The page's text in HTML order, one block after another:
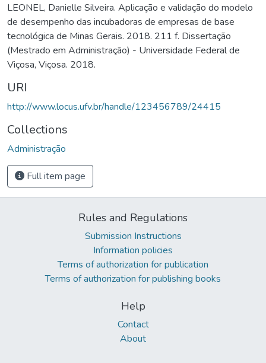
LEONEL, Danielle Silveira. Aplicação e validação do modelo
de desempenho das incubadoras de empresas de base
tecnológica de Minas Gerais. 2018. 211 f. Dissertação
(Mestrado em Administração) - Universidade Federal de
Viçosa, Viçosa. 2018.
URI
http://www.locus.ufv.br/handle/123456789/24415
Collections
Administração
Full item page
Rules and Regulations
Submission Instructions
Information policies
Terms of authorization for publication
Terms of authorization for publishing books
Help
Contact
About